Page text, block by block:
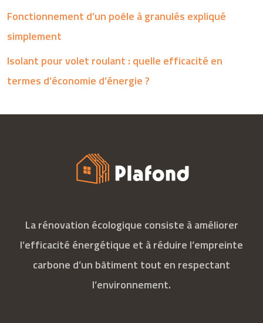
Fonctionnement d’un poêle à granulés expliqué
simplement
Isolant pour volet roulant : quelle efficacité en
termes d’économie d’énergie ?
La rénovation écologique consiste à améliorer
l’efficacité énergétique et à réduire l’empreinte
carbone d’un bâtiment tout en respectant
l’environnement.